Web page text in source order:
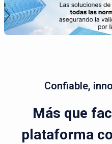
Confiable,
Más que
plataforma